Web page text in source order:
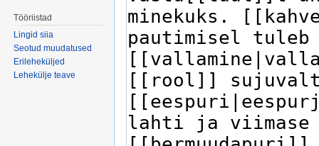
Tööriistad
Lingid siia
Seotud muudatused
Erileheküljed
Lehekülje teave